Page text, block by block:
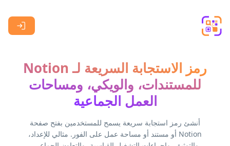
رمز الاستجابة السريعة لـ Notion
للمستندات، والويكي، ومساحات
العمل الجماعية
أنشئ رمز استجابة سريعة يسمح للمستخدمين بفتح صفحة
Notion أو مستند أو مساحة عمل على الفور. مثالي للإعداد،